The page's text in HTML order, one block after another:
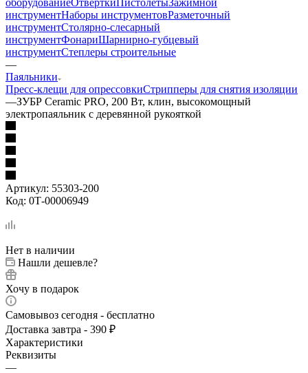
инструментНаборы инструментовРазметочный
инструментСтолярно-слесарный
инструментФонариШарнирно-губцевый
инструментСтеплеры строительные
—
Паяльники
Пресс-клещи для опрессовкиСтрипперы для снятия изоляции
—ЗУБР Ceramic PRO, 200 Вт, клин, высокомощный
электропаяльник с деревянной рукояткой
Артикул: 55303-200
Код: 0Т-00006949
Нет в наличии
Нашли дешевле?
Хочу в подарок
Самовывоз сегодня - бесплатно
Доставка завтра - 390 ₽
Характеристики
Реквизиты
—